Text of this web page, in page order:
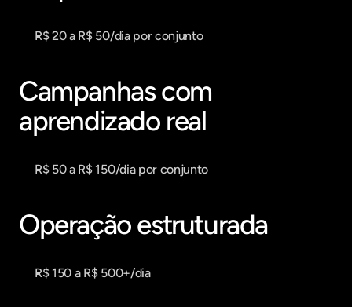
R$ 20 a R$ 50/dia por conjunto
Campanhas com
aprendizado real
R$ 50 a R$ 150/dia por conjunto
Operação estruturada
R$ 150 a R$ 500+/dia